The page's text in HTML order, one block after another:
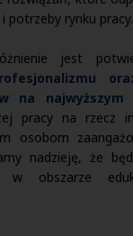
potrzeby rynku pracy.
jest
na najwyższym
pracy na rzecz
osobom
nadzieję, że
w obszarze